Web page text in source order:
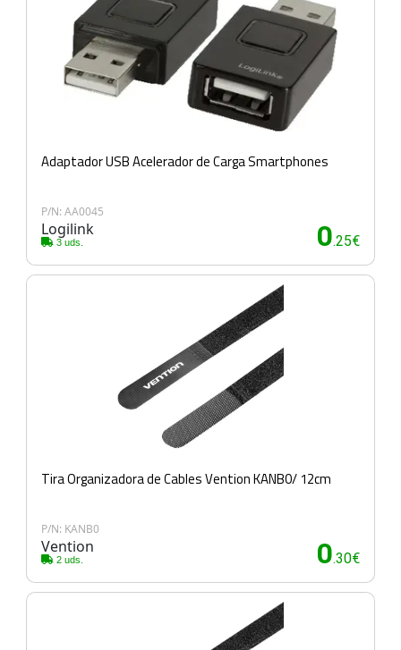
Adaptador USB Acelerador de Carga Smartphones
P/N: AA0045
Logilink
3 uds. 0.25€
Tira Organizadora de Cables Vention KANB0/ 12cm
P/N: KANB0
Vention
2 uds. 0.30€